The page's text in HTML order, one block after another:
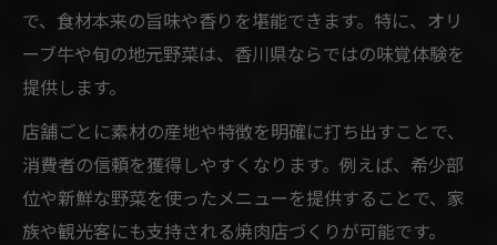
で、食材本来の旨味や香りを堪能できます。特に、オリ
ーブ牛や旬の地元野菜は、香川県ならではの味覚体験を
提供します。
店舗ごとに素材の産地や特徴を明確に打ち出すことで、
消費者の信頼を獲得しやすくなります。例えば、希少部
位や新鮮な野菜を使ったメニューを提供することで、家
族や観光客にも支持される焼肉店づくりが可能です。